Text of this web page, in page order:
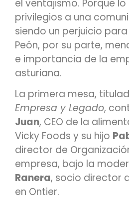
el ventajismo. Porque
privilegios a una
siendo un perjuicio
Peón, por su parte,
e importancia de la
asturiana.
La primera mesa,
Empresa y Legado,
Juan, CEO de la
Vicky Foods y su hijo
director de
empresa, bajo la
Ranera, socio director
en Ontier.